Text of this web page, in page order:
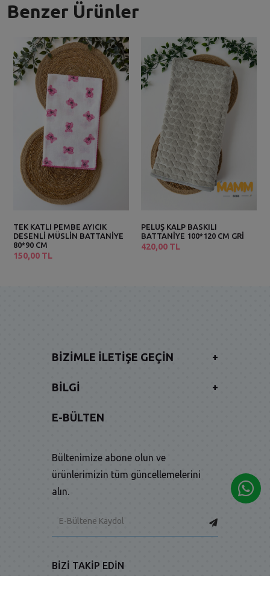
Benzer Ürünler
TEK KATLI PEMBE AYICIK
DESENLİ MÜSLİN BATTANİYE
80*90 CM
150,00 TL
PELUŞ KALP BASKILI
BATTANİYE 100*120 CM GRİ
420,00 TL
BIZIMLE İLETIŞE GEÇIN +
BILGI +
E-BÜLTEN
Bültenimize abone olun ve
ürünlerimizin tüm güncellemelerini
alın.
BIZI TAKIP EDIN